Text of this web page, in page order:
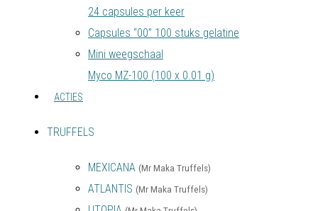
24 capsules per keer
Capsules “00” 100 stuks gelatine
Mini weegschaal
Myco MZ-100 (100 x 0.01 g)
ACTIES
TRUFFELS
MEXICANA (Mr Maka Truffels)
ATLANTIS (Mr Maka Truffels)